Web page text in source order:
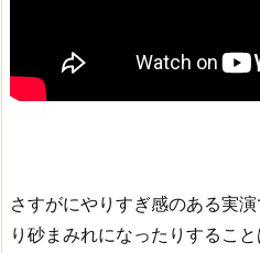
さすがにやりすぎ感のある実
り砂まみれになったりするこ